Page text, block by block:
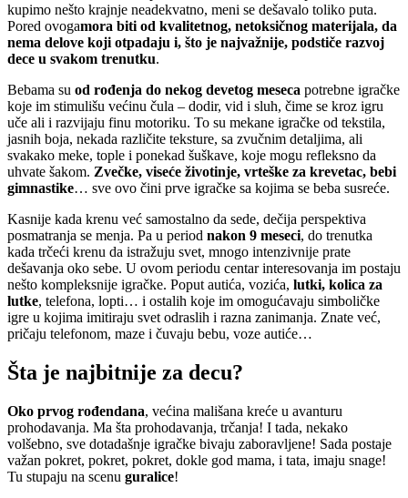
kupimo nešto krajnje neadekvatno, meni se dešavalo toliko puta.
Pored ovogamora biti od kvalitetnog, netoksičnog materijala, da
nema delove koji otpadaju i, što je najvažnije, podstiče razvoj
dece u svakom trenutku.
Bebama su od rođenja do nekog devetog meseca potrebne igračke
koje im stimulišu većinu čula – dodir, vid i sluh, čime se kroz igru
uče ali i razvijaju finu motoriku. To su mekane igračke od tekstila,
jasnih boja, nekada različite teksture, sa zvučnim detaljima, ali
svakako meke, tople i ponekad šuškave, koje mogu refleksno da
uhvate šakom. Zvečke, viseće životinje, vrteške za krevetac, bebi
gimnastike… sve ovo čini prve igračke sa kojima se beba susreće.
Kasnije kada krenu već samostalno da sede, dečija perspektiva
posmatranja se menja. Pa u period nakon 9 meseci, do trenutka
kada trčeći krenu da istražuju svet, mnogo intenzivnije prate
dešavanja oko sebe. U ovom periodu centar interesovanja im postaju
nešto kompleksnije igračke. Poput autića, vozića, lutki, kolica za
lutke, telefona, lopti… i ostalih koje im omogućavaju simboličke
igre u kojima imitiraju svet odraslih i razna zanimanja. Znate već,
pričaju telefonom, maze i čuvaju bebu, voze autiće…
Šta je najbitnije za decu?
Oko prvog rođendana, većina mališana kreće u avanturu
prohodavanja. Ma šta prohodavanja, trčanja! I tada, nekako
volšebno, sve dotadašnje igračke bivaju zaboravljene! Sada postaje
važan pokret, pokret, pokret, dokle god mama, i tata, imaju snage!
Tu stupaju na scenu guralice!